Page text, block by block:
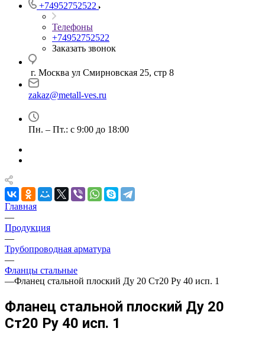
+74952752522
Телефоны
+74952752522
Заказать звонок
г. Москва ул Смирновская 25, стр 8
zakaz@metall-ves.ru
Пн. – Пт.: с 9:00 до 18:00
Главная
—
Продукция
—
Трубопроводная арматура
—
Фланцы стальные
—Фланец стальной плоский Ду 20 Ст20 Ру 40 исп. 1
Фланец стальной плоский Ду 20
Ст20 Ру 40 исп. 1